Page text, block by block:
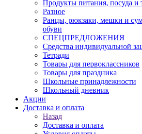
Продукты питания, посуда и
Разное
Ранцы, рюкзаки, мешки и
обуви
СПЕЦПРЕДЛОЖЕНИЯ
Средства индивидуальной
Тетради
Товары для первоклассников
Товары для праздника
Школьные принадлежности
Школьный дневник
Акции
Доставка и оплата
Назад
Доставка и оплата